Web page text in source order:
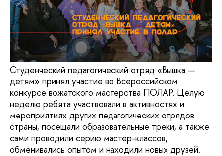
Студенческий педагогический отряд «Вышка —
детям» принял участие во Всероссийском
конкурсе вожатского мастерства ПОЛАР. Целую
неделю ребята участвовали в активностях и
мероприятиях других педагогических отрядов
страны, посещали образовательные треки, а также
сами проводили серию мастер-классов,
обменивались опытом и находили новых друзей.